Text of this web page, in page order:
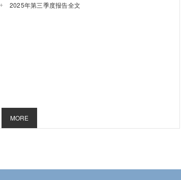
2025年第三季度报告全文
MORE